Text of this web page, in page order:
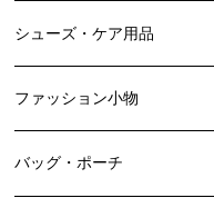
シューズ・ケア用品
ファッション小物
バッグ・ポーチ